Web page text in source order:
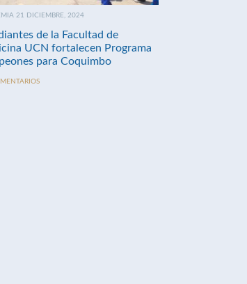
21 DICIEMBRE, 2024
de la Facultad de
UCN fortalecen Programa
para Coquimbo